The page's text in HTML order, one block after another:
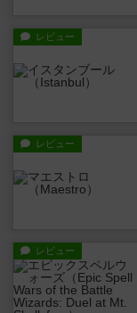
レビュー
レビュー
レビュー